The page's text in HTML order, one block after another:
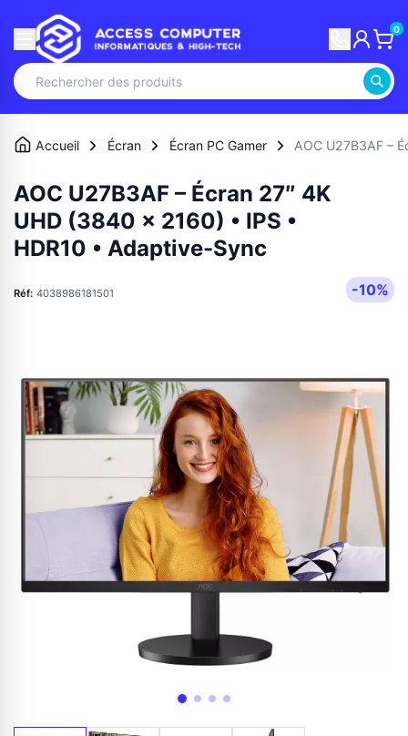
0
Accueil Écran Écran PC Gamer AOC U27B3AF –
AOC U27B3AF – Écran 27″ 4K
UHD (3840 × 2160) • IPS •
HDR10 • Adaptive-Sync
Réf: 4038986181501 -10%